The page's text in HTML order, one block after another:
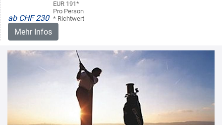
ab CHF 230
EUR 191*
Pro Person
* Richtwert
Mehr Infos